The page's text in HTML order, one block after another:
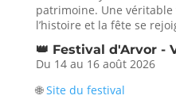
patrimoine. Une
l’histoire et la fête se
👑 Festival d'Arvor -
Du 14 au 16 août 2026
🌐Site du festival